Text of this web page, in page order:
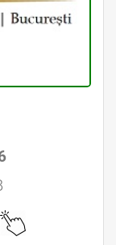
Bucuresti • Bucuresti Avocat • Avocat